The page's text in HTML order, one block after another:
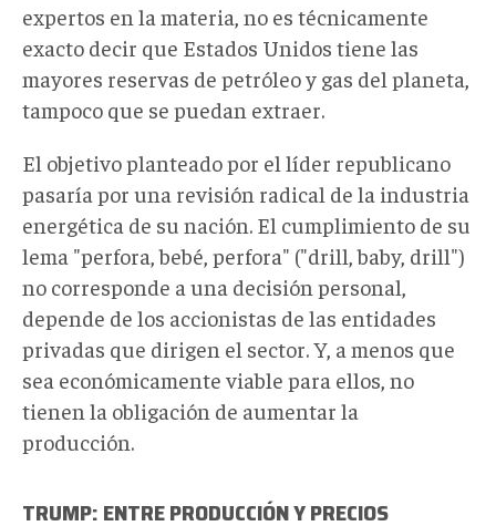
expertos en la materia, no es técnicamente
exacto decir que Estados Unidos tiene las
mayores reservas de petróleo y gas del planeta,
tampoco que se puedan extraer.
El objetivo planteado por el líder republicano
pasaría por una revisión radical de la industria
energética de su nación. El cumplimiento de su
lema "perfora, bebé, perfora" ("drill, baby, drill")
no corresponde a una decisión personal,
depende de los accionistas de las entidades
privadas que dirigen el sector. Y, a menos que
sea económicamente viable para ellos, no
tienen la obligación de aumentar la
producción.
TRUMP: ENTRE PRODUCCIÓN Y PRECIOS